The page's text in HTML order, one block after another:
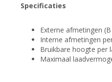
Specificaties
Externe afmetingen
Interne afmetingen
Bruikbare hoogte per
Maximaal